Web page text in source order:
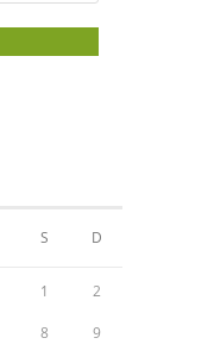
S D
1 2
8 9